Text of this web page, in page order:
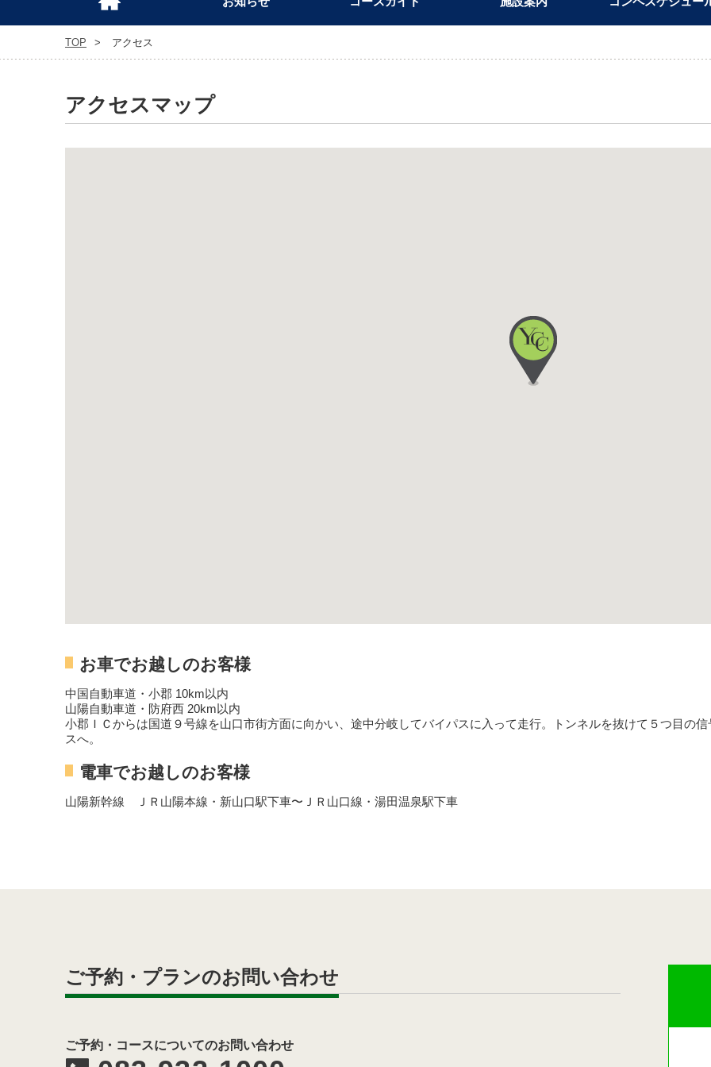
TOP アクセス
アクセスマップ
お車でお越しのお客様
中国自動車道・小郡 10km以内
山陽自動車道・防府西 20km以内
小郡ＩＣからは国道９号線を山口市街方面に向かい、途中分岐してバイパスに入って走行。トンネルを抜けて５つ目の
スへ。
電車でお越しのお客様
山陽新幹線 ＪＲ山陽本線・新山口駅下車〜ＪＲ山口線・湯田温泉駅下車
ご予約・プランのお問い合わせ
ご予約・コースについてのお問い合わせ